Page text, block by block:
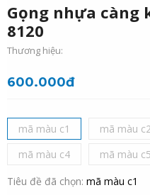
Gọng nhựa
8120
Thương hiệu:
600.000đ
mã màu c1 mã màu c2
mã màu c4
mã màu c5
Tiêu đề đã chọn: mã màu c1